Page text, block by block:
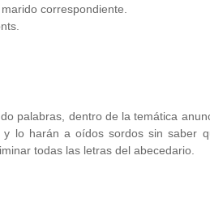
correspondiente.
palabras, dentro de la temática
lo harán a oídos sordos sin saber
todas las letras del abecedario.